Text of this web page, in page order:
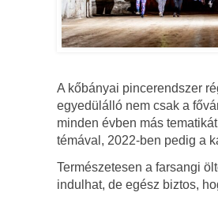
A kőbányai pincerendszer
egyedülálló nem csak a
minden évben más
témával, 2022-ben pedig a
Természetesen a farsangi
indulhat, de egész biztos,